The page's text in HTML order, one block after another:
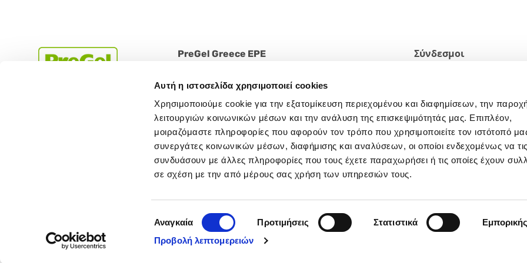
Αυτή η ιστοσελίδα χρησιμοποιεί cookies
Χρησιμοποιούμε cookie για την εξατομίκευση περιεχομένου και διαφημίσεων, την
λειτουργιών κοινωνικών μέσων και την ανάλυση της επισκεψιμότητάς μας. Επιπλέον,
μοιραζόμαστε πληροφορίες που αφορούν τον τρόπο που χρησιμοποιείτε τον ιστότοπό
συνεργάτες κοινωνικών μέσων, διαφήμισης και αναλύσεων, οι οποίοι ενδεχομένως να τις
συνδυάσουν με άλλες πληροφορίες που τους έχετε παραχωρήσει ή τις οποίες έχουν
σε σχέση με την από μέρους σας χρήση των υπηρεσιών τους.
συγκατάθεσης
Αναγκαία Προτιμήσεις Στατιστικά
Προβολή λεπτομερειών
PreGel Greece EPE
Greece
Tel . 210 9310123
ΓΕΜΗ 146809101000
Σύνδεσμοι
ΝΟΜΙΚΗ ΑΝΑΚΟΙΝΩΣΗ
Εγγραφείτε στο
δελτίο
Cap. Soc. € 1.548.000,00 i.v. - R.E.A. Reggio E. n. 161306 - N. MECC RE-003397 - Cod. Fisc. – P. IVA e N.